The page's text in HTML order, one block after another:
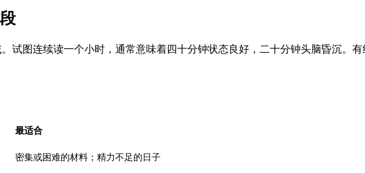
图连续读一个小时，通常意味着四十分钟状态良好，二十分钟头脑昏沉。
最适合
密集或困难的材料；精力不足的日子